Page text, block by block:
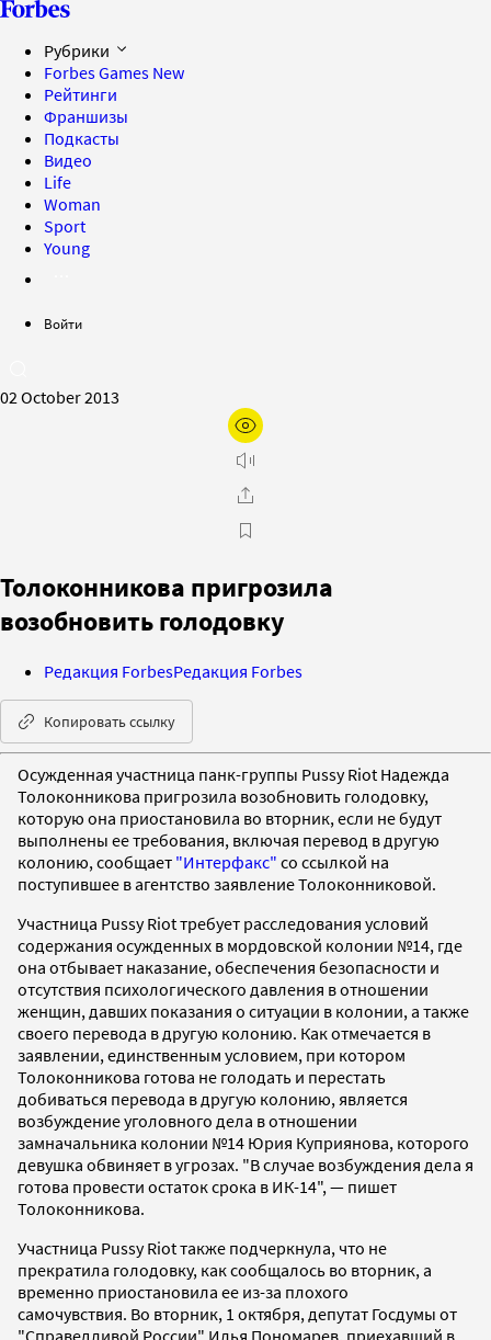
Рубрики
Forbes Games New
Рейтинги
Франшизы
Подкасты
Видео
Life
Woman
Sport
Young
Войти
02 October 2013
Толоконникова пригрозила
возобновить голодовку
Редакция ForbesРедакция Forbes
Копировать ссылку
Осужденная участница панк-группы Pussy Riot Надежда
Толоконникова пригрозила возобновить голодовку,
которую она приостановила во вторник, если не будут
выполнены ее требования, включая перевод в другую
колонию, сообщает "Интерфакс" со ссылкой на
поступившее в агентство заявление Толоконниковой.
Участница Pussy Riot требует расследования условий
содержания осужденных в мордовской колонии №14, где
она отбывает наказание, обеспечения безопасности и
отсутствия психологического давления в отношении
женщин, давших показания о ситуации в колонии, а также
своего перевода в другую колонию. Как отмечается в
заявлении, единственным условием, при котором
Толоконникова готова не голодать и перестать
добиваться перевода в другую колонию, является
возбуждение уголовного дела в отношении
замначальника колонии №14 Юрия Куприянова, которого
девушка обвиняет в угрозах. "В случае возбуждения дела я
готова провести остаток срока в ИК-14", — пишет
Толоконникова.
Участница Pussy Riot также подчеркнула, что не
прекратила голодовку, как сообщалось во вторник, а
временно приостановила ее из-за плохого
самочувствия. Во вторник, 1 октября, депутат Госдумы от
"Справедливой России" Илья Пономарев, приехавший в